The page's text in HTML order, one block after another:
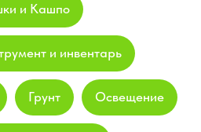
и Кашпо
и инвентарь
Грунт Освещение